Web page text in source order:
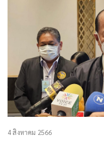
4 สิงหาคม 2566